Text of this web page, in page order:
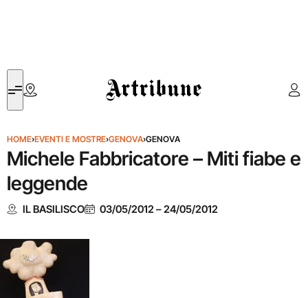
Artribune
HOME›EVENTI E MOSTRE›GENOVA›GENOVA
Michele Fabbricatore – Miti fiabe e
leggende
IL BASILISCO 03/05/2012–24/05/2012